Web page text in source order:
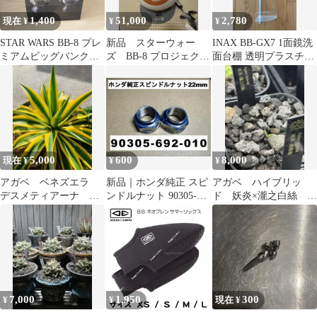
現在 ¥1,400
STAR WARS BB-8 プレ
ミアムビッグバンク
ゴールド＆シルバー
¥51,000
新品 スターウォー
ズ BB-8 プロジェクタ
¥ 2,780
INAX BB-GX7 1面鏡洗
面台棚 透明プラスチッ
ク 3段収納ラック 半円
現在 ¥5,000
アガベ ベネズエラ
デスメティアーナ ゴ
ールドマージン 黄覆
輪 大株
¥600
新品｜ホンダ純正 スピ
ンドルナット 90305-
692-010
¥8,000
アガベ ハイブリッ
ド 妖炎×瀧之白絲
検）妖帝 土田制所
子株 妖姫 ハデス
¥ 7,000 ¥ 1,950 現在 ¥300